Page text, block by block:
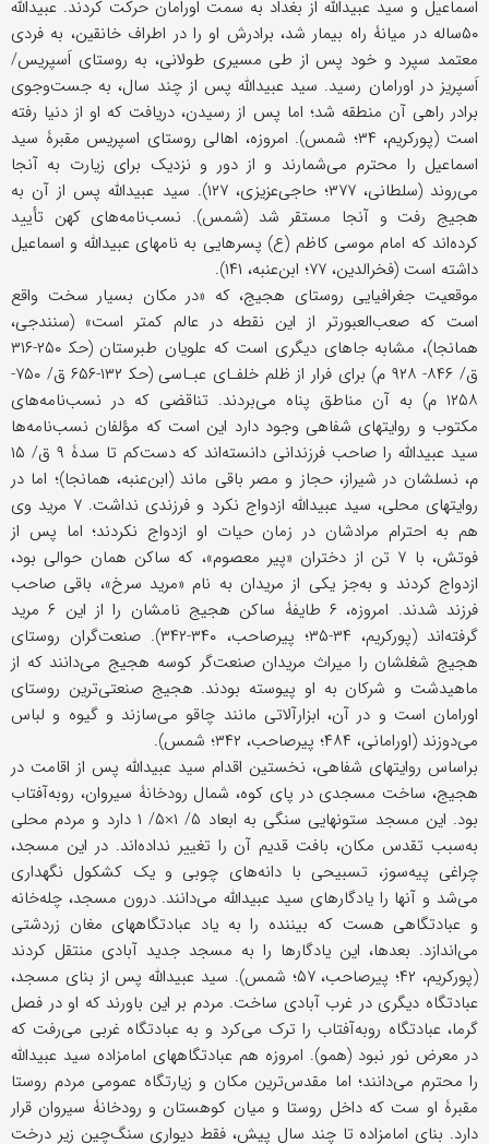
اسماعیل و سید عبیدالله از بغداد به سمت اورامان حرکت کردند. عبیدالله
۵۰ساله در میانۀ راه بیمار شد، برادرش او را در اطراف خانقین، به فردی
معتمد سپرد و خود پس از طی مسیری طولانی، به روستای اَسپریس/
اَسپریز در اورامان رسید. سید عبیدالله پس از چند سال، به جست‌وجوی
برادر راهی آن منطقه شد؛ اما پس از رسیدن، دریافت که او از دنیا رفته
است (پورکریم، ۳۴؛ شمس). امروزه، اهالی روستای اسپریس مقبرۀ سید
اسماعیل را محترم می‌شمارند و از دور و‌ نزدیک برای زیارت به آنجا
می‌روند (سلطانی، ۳۷۷؛ حاجی‌عزیزی، ۱۲۷). سید عبیدالله پس از آن به
هجیج رفت و آنجا مستقر شد (شمس). نسب‌نامه‌های کهن تأیید
کرده‌اند که امام موسى کاظم (ع) پسرهایی به نامهای عبیدالله و اسماعیل
داشته است (فخرالدین، ۷۷؛ ابن‌عنبه، ۱۴۱).
موقعیت جغرافیایی روستای هجیج، که «در مکان بسیار سخت واقع
است که صعب‌العبورتر از این نقطه در عالم کمتر است» (سنندجی،
همانجا)، مشابه جاهای دیگری است که علویان طبرستان (حک‍ ۲۵۰-۳۱۶
ق/ ۸۴۶- ۹۲۸ م) برای فرار از ظلم خلفـای عبـاسی (حک‍ ۱۳۲-۶۵۶ ق/ ۷۵۰-
۱۲۵۸ م) به آن مناطق پناه می‌بردند. تناقضی که در نسب‌نامه‌های
مکتوب و روایتهای شفاهی وجود دارد این است که مؤلفان نسب‌نامه‌ها
سید عبیدالله را صاحب فرزندانی دانسته‌اند که دست‌کم تا سدۀ ۹ ق/ ۱۵
م، نسلشان در شیراز، حجاز و مصر باقی ماند (ابن‌عنبه، همانجا)؛ اما در
روایتهای محلی، سید عبیدالله ازدواج نکرد و فرزندی نداشت. ۷ مرید وی
هم به احترام مرادشان در زمان حیات او ازدواج نکردند؛ اما پس از
فوتش، با ۷ تن از دختران «پیر معصوم»، که ساکن همان حوالی بود،
ازدواج کردند و به‌جز یکی از مریدان به نام «مرید سرخ»، باقی صاحب
فرزند شدند. امروزه، ۶ طایفۀ ساکن هجیج نامشان را از این ۶ مرید
گرفته‌اند (پورکریم، ۳۴-۳۵؛ پیرصاحب، ۳۴۰-۳۴۲). صنعت‌گران روستای
هجیج شغلشان را میراث مریدان صنعت‌گر کوسه هجیج می‌دانند که از
ماهیدشت و شرکان به او پیوسته بودند. هجیج صنعتی‌ترین روستای
اورامان است و در آن، ابزارآلاتی مانند چاقو می‌سازند و گیوه و لباس
می‌دوزند (اورامانی، ۴۸۴؛ پیرصاحب، ۳۴۲؛ شمس).
براساس روایتهای شفاهی، نخستین اقدام سید عبیدالله پس از اقامت در
هجیج، ساخت مسجدی در پای کوه، شمال رودخانۀ سیروان، رو‌به‌آفتاب
بود. این مسجد ستونهایی سنگی به ابعاد ۵/ ۱×۵/ ۱ دارد و مردم محلی
به‌سبب تقدس مکان، بافت قدیم آن را تغییر نداده‌اند. در این مسجد،
چراغی پیه‌سوز، تسبیحی با دانه‌های چوبی و یک کشکول نگهداری
می‌شد و آنها را یادگارهای سید عبیدالله می‌دانند. درون مسجد، چله‌خانه
و عبادتگاهی هست که بیننده را به یاد عبادتگاههای مغان زردشتی
می‌اندازد. بعدها، این یادگارها را به مسجد جدید آبادی منتقل کردند
(پورکریم، ۴۲؛ پیرصاحب، ۵۷؛ شمس). سید عبیدالله پس از بنای مسجد،
عبادتگاه دیگری در غرب آبادی ساخت. مردم بر این باورند که او در فصل
گرما، عبادتگاه رو‌به‌آفتاب را ترک می‌کرد و به عبادتگاه غربی می‌رفت که
در معرض نور نبود (همو). امروزه هم عبادتگاههای امامزاده سید عبیدالله
را محترم می‌دانند؛ اما مقدس‌ترین مکان و زیارتگاه عمومی مردم روستا
مقبرۀ او ست که داخل روستا و میان کوهستان و رودخانۀ سیروان قرار
دارد. بنای امامزاده تا چند سال پیش، فقط دیواری سنگ‌چین زیر درخت